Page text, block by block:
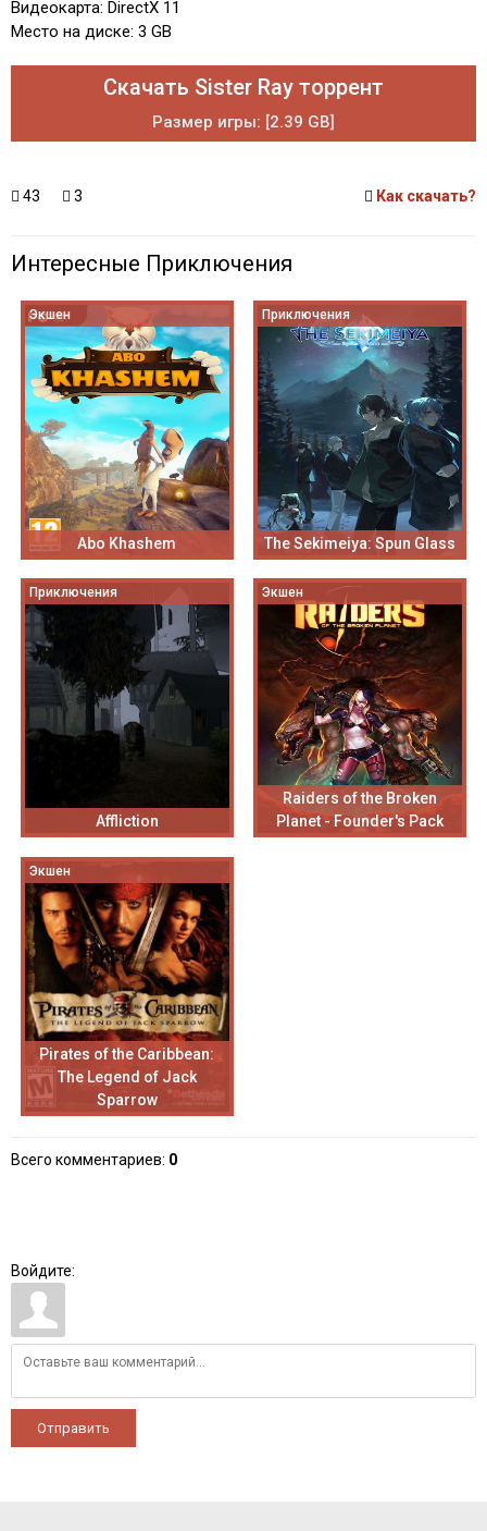
Видеокарта: DirectX 11
Место на диске: 3 GB
Скачать Sister Ray торрент
Размер игры: [2.39 GB]
43 3 Как скачать?
Интересные Приключения
Экшен
Abo Khashem
Приключения
The Sekimeiya: Spun Glass
Приключения
Affliction
Экшен
Raiders of the Broken
Planet - Founder's Pack
Экшен
Pirates of the Caribbean:
The Legend of Jack
Sparrow
Всего комментариев: 0
Войдите:
Отправить